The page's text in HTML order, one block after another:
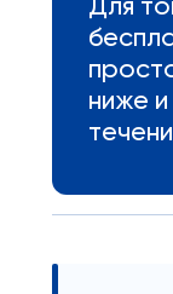
Для
ниже